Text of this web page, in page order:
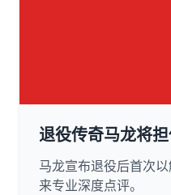
退役传奇马龙将
马龙宣布退役后首次
来专业深度点评。